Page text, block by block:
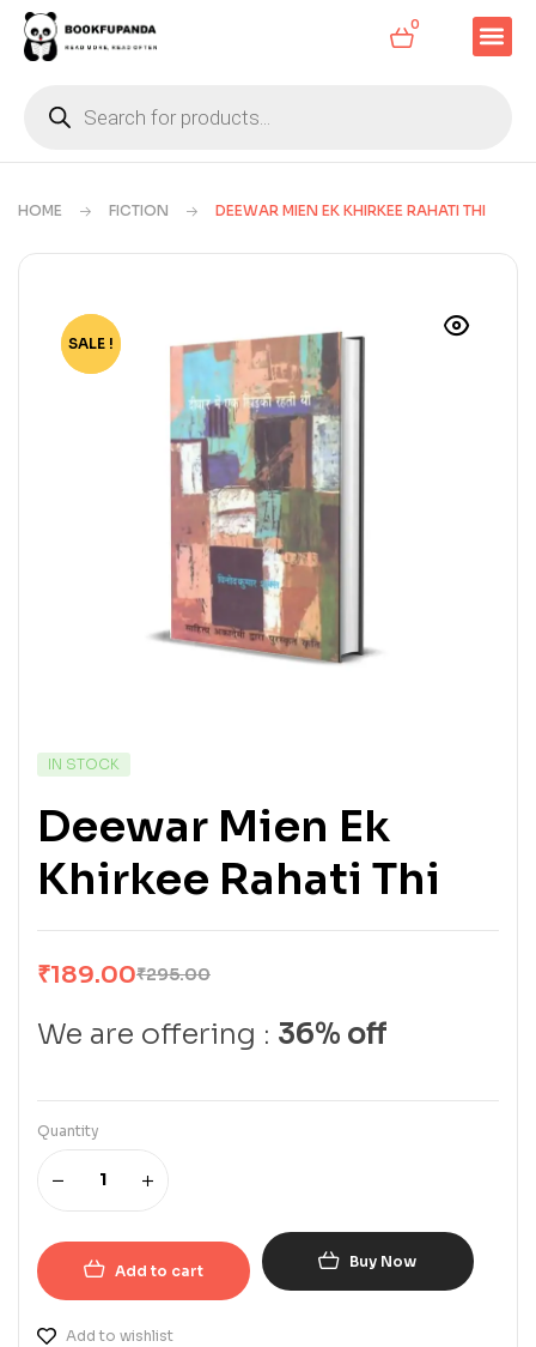
0
HOME FICTION DEEWAR MIEN EK KHIRKEE RAHATI THI
-36%
SALE !
IN STOCK
Deewar Mien Ek
Khirkee Rahati Thi
₹295.00
₹189.00
We are offering : 36% off
Quantity
Add to cart Buy Now
Add to wishlist